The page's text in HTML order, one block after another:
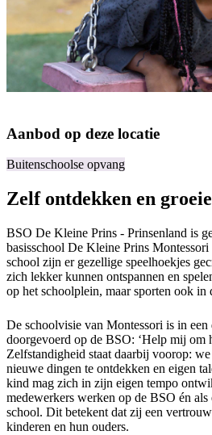
Aanbod op deze locatie
Buitenschoolse opvang
Zelf ontdekken en
BSO De Kleine Prins - Prinsenland is
basisschool De Kleine Prins
school zijn er gezellige speelhoekjes
zich lekker kunnen ontspannen en
op het schoolplein, maar sporten ook in
De schoolvisie van Montessori is in een
doorgevoerd op de BSO: ‘Help mij om
Zelfstandigheid staat daarbij voorop:
nieuwe dingen te ontdekken en eigen
kind mag zich in zijn eigen tempo
medewerkers werken op de BSO én als
school. Dit betekent dat zij een
kinderen en hun ouders.